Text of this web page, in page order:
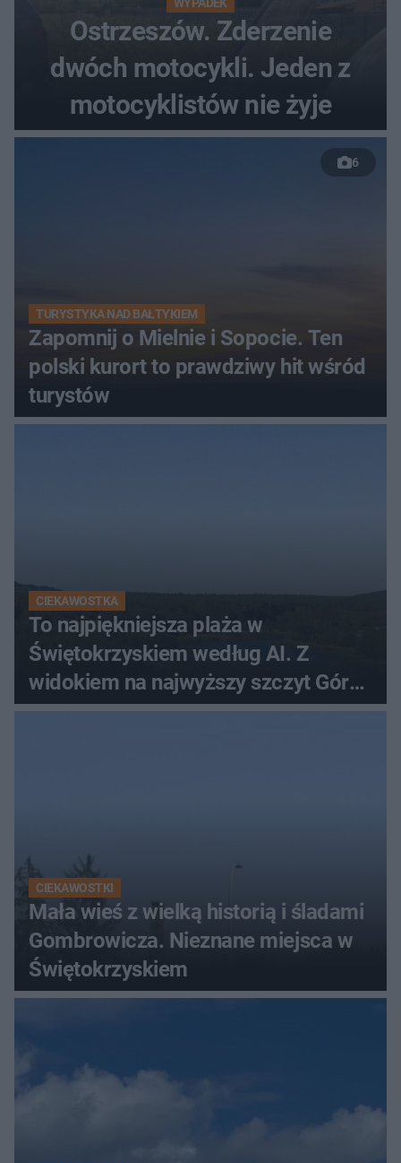
WYPADEK
Ostrzeszów. Zderzenie
dwóch motocykli. Jeden z
motocyklistów nie żyje
6
TURYSTYKA NAD BAŁTYKIEM
Zapomnij o Mielnie i Sopocie. Ten
polski kurort to prawdziwy hit wśród
turystów
CIEKAWOSTKA
To najpiękniejsza plaża w
Świętokrzyskiem według AI. Z
widokiem na najwyższy szczyt Gór
Świętokrzyskich
CIEKAWOSTKI
Mała wieś z wielką historią i śladami
Gombrowicza. Nieznane miejsca w
Świętokrzyskiem